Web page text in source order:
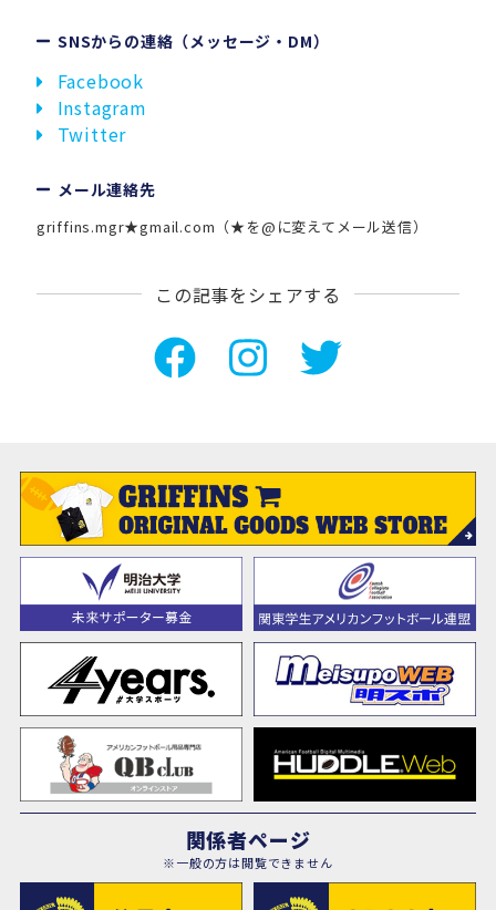
SNSからの連絡（メッセージ・DM）
Facebook
Instagram
Twitter
メール連絡先
griffins.mgr★gmail.com（★を@に変えてメール送信）
この記事をシェアする
関係者ページ
※一般の方は閲覧できません